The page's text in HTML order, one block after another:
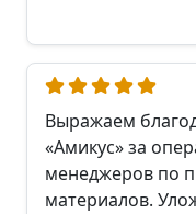
Выражаем
«Амикус» за
менеджеров по
материалов.